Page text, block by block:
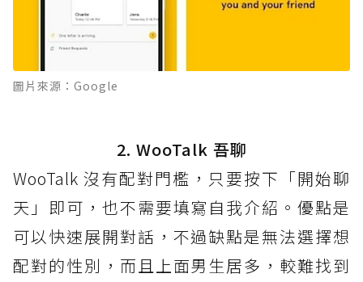
圖片來源：Google
2. WooTalk 吾聊
WooTalk 沒有配對門檻，只要按下「開始聊
天」即可，也不需要填寫自我介紹。優點是
可以快速展開對話，不過缺點是無法選擇想
配對的性別，而且上面男生居多，較難找到